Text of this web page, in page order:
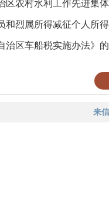
治区车船税实施办法》
来